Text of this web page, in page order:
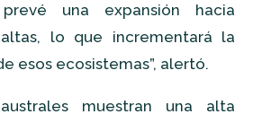
una expansión hacia
lo que incrementará la
esos ecosistemas”, alertó.
muestran una alta